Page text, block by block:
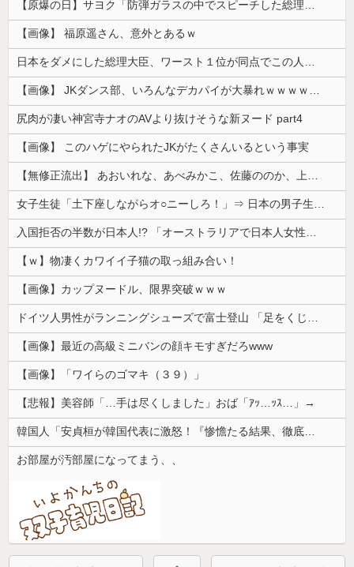
【画像】 福原遥さん、意外とあるｗ
尻肉が凄い神宮寺ナオのAVより抜けそうな新ヌード part4
【画像】 このハゲにやられたJKがたくさんいるという事実
【ｗ】物凄くカワイイ子猫の取っ組み合い！
【画像】カップヌードル、限界突破ｗｗｗ
【画像】最近の高級ミニバンの顔キモすぎだろwww
【画像】「ワイらのゴマキ（３９）」
【悲報】美容師「…手は尽くしました」おば「ｱｯ…ｯｽ…」→
お部屋が汚部屋になってまう、、